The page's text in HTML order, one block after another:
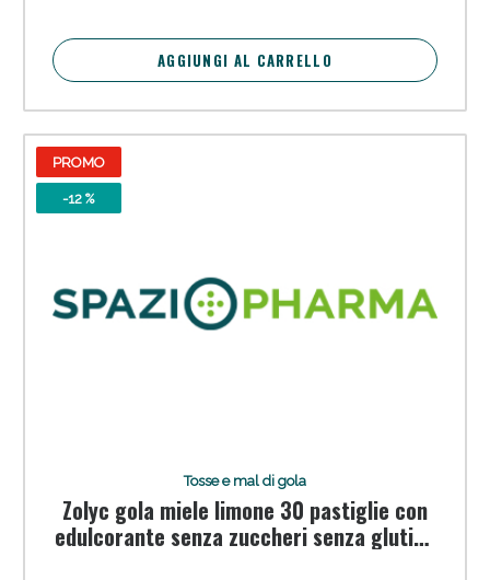
AGGIUNGI AL CARRELLO
PROMO
-12 %
Tosse e mal di gola
Zolyc gola miele limone 30 pastiglie con
edulcorante senza zuccheri senza glutine
Scopri le offerte di Oggi